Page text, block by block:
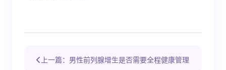
上一篇：男性前列腺增生是否需要全程健康管理